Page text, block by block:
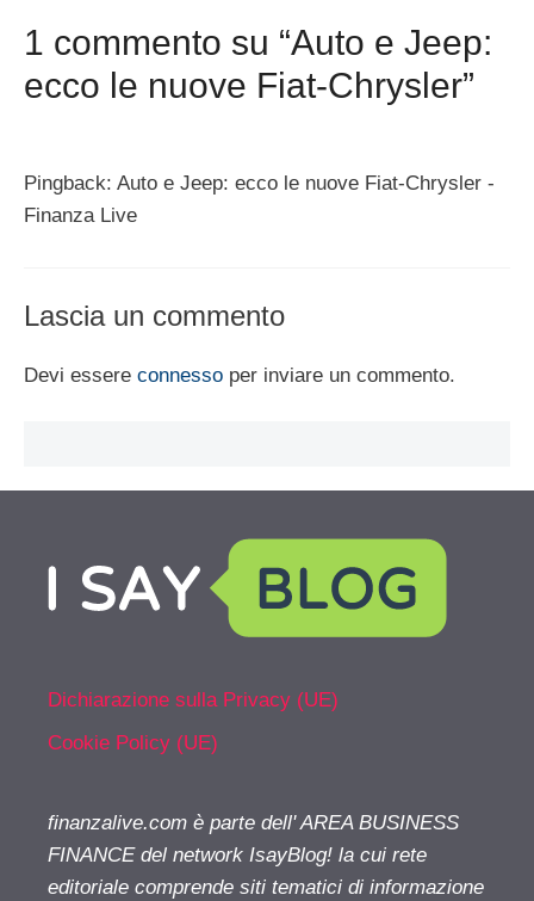
1 commento su “Auto e Jeep:
ecco le nuove Fiat-Chrysler”
Pingback: Auto e Jeep: ecco le nuove Fiat-Chrysler -
Finanza Live
Lascia un commento
Devi essere connesso per inviare un commento.
Dichiarazione sulla Privacy (UE)
Cookie Policy (UE)
finanzalive.com è parte dell' AREA BUSINESS
FINANCE del network IsayBlog! la cui rete
editoriale comprende siti tematici di informazione